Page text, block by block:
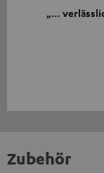
„…
Zubehör